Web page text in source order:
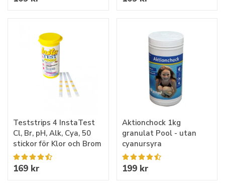
Teststrips 4 InstaTest
Cl, Br, pH, Alk, Cya, 50
stickor för Klor och Brom
169 kr
Aktionchock 1kg
granulat Pool - utan
cyanursyra
199 kr